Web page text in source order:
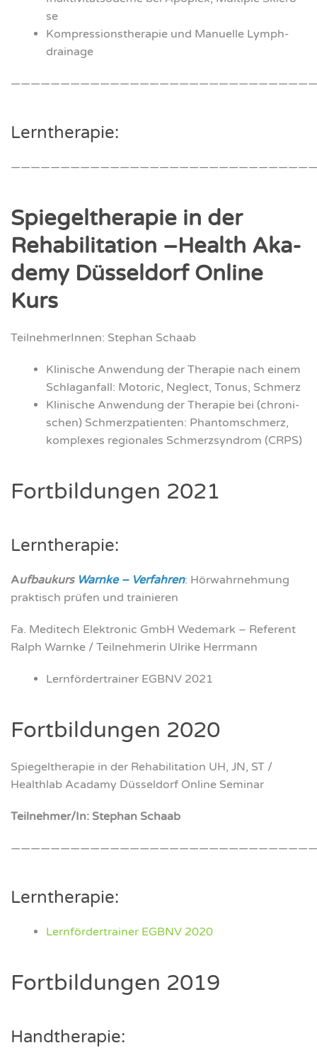
se
Kom­pres­si­ons­the­ra­pie und Manu­el­le Lymph­
drai­na­ge
Lern­the­ra­pie:
Spie­gel­the­ra­pie in der
Reha­bi­li­ta­ti­on –Health Aka­
de­my Düs­sel­dorf Online
Kurs
Teil­neh­me­rIn­nen: Ste­phan Schaab
Kli­ni­sche Anwen­dung der The­ra­pie nach einem
Schlag­an­fall: Moto­ric, Negle­ct, Tonus, Schmerz
Kli­ni­sche Anwen­dung der The­ra­pie bei (chro­ni­
schen) Schmerz­pa­ti­en­ten: Phan­tom­schmerz,
kom­ple­xes regio­na­les Schmerz­syn­drom (CRPS)
Fort­bil­dun­gen 2021
Lern­the­ra­pie:
Aufbau­kurs Warn­ke – Ver­fah­ren: Hör­wahr­neh­mung
prak­tisch prü­fen und trai­nie­ren
Fa. Medi­te­ch Elek­tro­nic GmbH Wede­mark – Refe­rent
Ralph Warn­ke / Teil­neh­me­rin Ulri­ke Herr­mann
Lern­för­der­trai­ner EGBNV 2021
Fort­bil­dun­gen 2020
Spie­gel­the­ra­pie in der Reha­bi­li­ta­ti­on UH, JN, ST /
Health­lab Aca­da­my Düs­sel­dorf Online Semi­nar
Teilnehmer/In: Ste­phan Schaab
Lern­the­ra­pie:
Lern­för­der­trai­ner EGBNV 2020
Fort­bil­dun­gen 2019
Hand­the­ra­pie: